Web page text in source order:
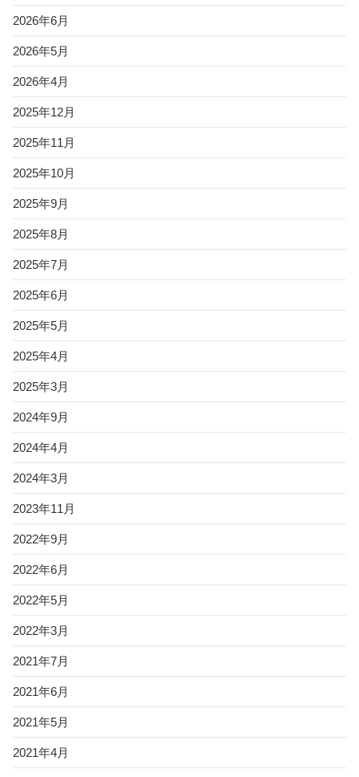
2026年6月
2026年5月
2026年4月
2025年12月
2025年11月
2025年10月
2025年9月
2025年8月
2025年7月
2025年6月
2025年5月
2025年4月
2025年3月
2024年9月
2024年4月
2024年3月
2023年11月
2022年9月
2022年6月
2022年5月
2022年3月
2021年7月
2021年6月
2021年5月
2021年4月